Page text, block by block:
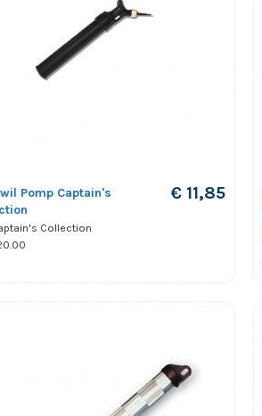
Pomp Captain's
Collection
€ 11,85